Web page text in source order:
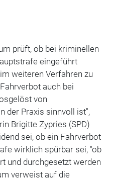
prüft, ob bei kriminellen
eingeführt
weiteren Verfahren zu
auch bei
von
der Praxis sinnvoll ist",
Brigitte Zypries (SPD)
sei, ob ein Fahrverbot
wirklich spürbar sei, "ob
und durchgesetzt werden
verweist auf die